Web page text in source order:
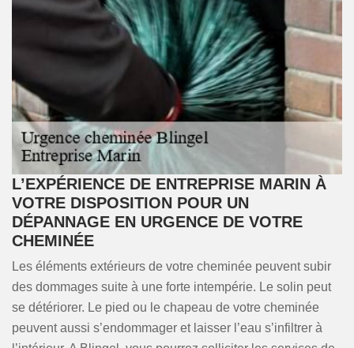
L’EXPÉRIENCE DE ENTREPRISE MARIN À
VOTRE DISPOSITION POUR UN
DÉPANNAGE EN URGENCE DE VOTRE
CHEMINÉE
Les éléments extérieurs de votre cheminée peuvent subir
des dommages suite à une forte intempérie. Le solin peut
se détériorer. Le pied ou le chapeau de votre cheminée
peuvent aussi s’endommager et laisser l’eau s’infiltrer à